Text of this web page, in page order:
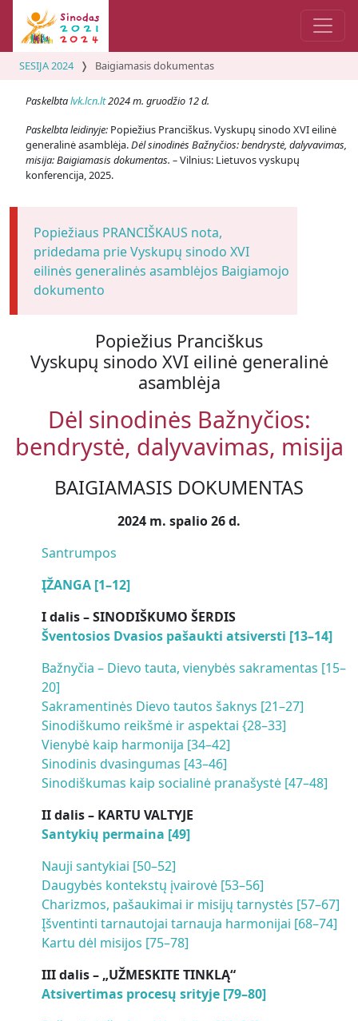
SESIJA 2024 Baigiamasis dokumentas
Paskelbtalvk.lcn.lt2024 m. gruodžio 12 d.
Paskelbta leidinyje: Popiežius Pranciškus. Vyskupų sinodo XVI eilinė
generalinė asamblėja.Dėl sinodinės Bažnyčios: bendrystė, dalyvavimas,
misija: Baigiamasis dokumentas. –Vilnius: Lietuvos vyskupų
konferencija, 2025.
Popiežiaus PRANCIŠKAUS nota,
pridedama prie Vyskupų sinodo XVI
eilinės generalinės asamblėjos Baigiamojo
dokumento
Popiežius Pranciškus
Vyskupų sinodo XVI eilinė generalinė
asamblėja
Dėl sinodinės Bažnyčios:
bendrystė, dalyvavimas, misija
BAIGIAMASIS DOKUMENTAS
2024 m. spalio 26 d.
Santrumpos
ĮŽANGA [1–12]
I dalis – SINODIŠKUMO ŠERDIS
Šventosios Dvasios pašaukti atsiversti [13–14]
Bažnyčia – Dievo tauta, vienybės sakramentas [15–
20]
Sakramentinės Dievo tautos šaknys [21–27]
Sinodiškumo reikšmė ir aspektai {28–33]
Vienybė kaip harmonija [34–42]
Sinodinis dvasingumas [43–46]
Sinodiškumas kaip socialinė pranašystė [47–48]
II dalis – KARTU VALTYJE
Santykių permaina [49]
Nauji santykiai [50–52]
Daugybės kontekstų įvairovė [53–56]
Charizmos, pašaukimai ir misijų tarnystės [57–67]
Įšventinti tarnautojai tarnauja harmonijai [68–74]
Kartu dėl misijos [75–78]
III dalis – „UŽMESKITE TINKLĄ“
Atsivertimas procesų srityje [79–80]